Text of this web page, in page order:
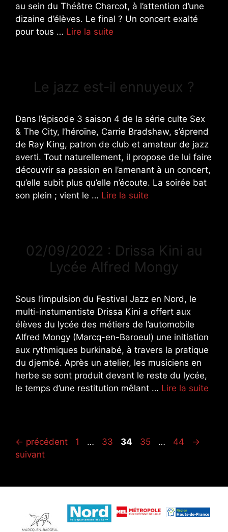
au sein du Théâtre Charcot, à l’attention d’une
dizaine d’élèves. Le final ? Un concert exalté
pour tous … Lire la suite
Le jazz est-il ennuyeux ?
Dans l’épisode 3 saison 4 de la série culte Sex
& The City, l’héroïne, Carrie Bradshaw, s’éprend
de Ray King, patron de club et amateur de jazz
averti. Tout naturellement, il propose de lui faire
découvrir sa passion en l’amenant à un concert,
qu’elle subit plus qu’elle n’écoute. La soirée bat
son plein ; vient le … Lire la suite
02/09/2022 : Drissa Kini au
Lycée Alfred Mongy
Sous l’impulsion du Festival Jazz en Nord, le
multi-instumentiste Drissa Kini a offert aux
élèves du lycée des métiers de l’automobile
Alfred Mongy (Marcq-en-Baroeul) une initiation
aux rythmiques burkinabé, à travers la pratique
du djembé. Après un atelier, les musiciens en
herbe se sont produit devant le reste du lycée,
le temps d’une restitution mêlant … Lire la suite
← précédent Page
1 … Page
33 Page
34 Page
35 … Page
44
→
suivant